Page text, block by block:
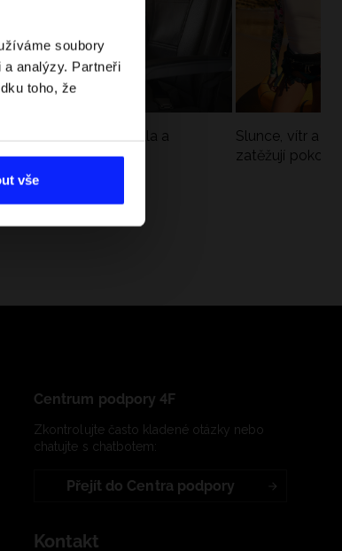
soubory
analýzy. Partneři
toho, že
vše
si sbalit batoh do letadla a
limity?
Slunce, vítr a
zatěžují
Centrum podpory 4F
Zkontrolujte často kladené otázky nebo
chatujte s chatbotem:
Přejít do Centra podpory
Kontakt